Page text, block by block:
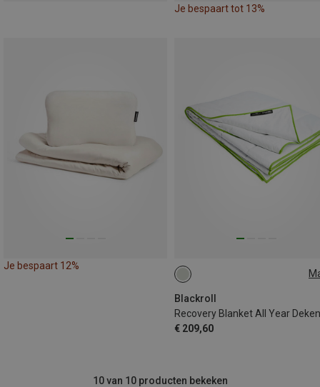
Je bespaart tot 13%
Je bespaart 12%
Blackroll
Recovery Blanket All Year Deken
€ 209,60
155X220CM
10 van 10 producten bekeken